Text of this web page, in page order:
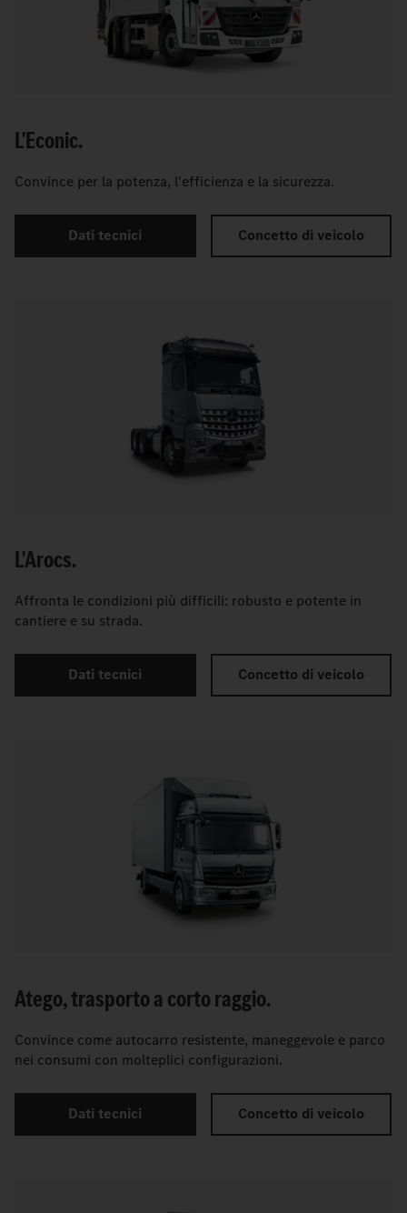
L'Econic.
Convince per la potenza, l'efficienza e la sicurezza.
Dati tecnici Concetto di veicolo
L'Arocs.
Affronta le condizioni più difficili: robusto e potente in
cantiere e su strada.
Dati tecnici Concetto di veicolo
Atego, trasporto a corto raggio.
Convince come autocarro resistente, maneggevole e parco
nei consumi con molteplici configurazioni.
Dati tecnici Concetto di veicolo